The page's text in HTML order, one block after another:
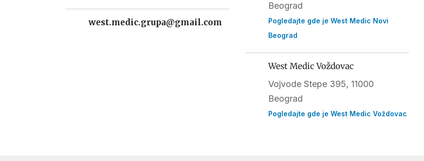
west.medic.grupa@gmail.com
Beograd
Pogledajte gde je West Medic Novi
Beograd
West Medic Voždovac
Vojvode Stepe 395, 11000
Beograd
Pogledajte gde je West Medic Voždovac